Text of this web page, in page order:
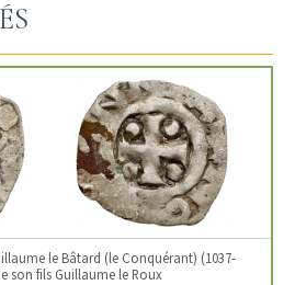
le Bâtard (le Conquérant) (1037-
son fils Guillaume le Roux